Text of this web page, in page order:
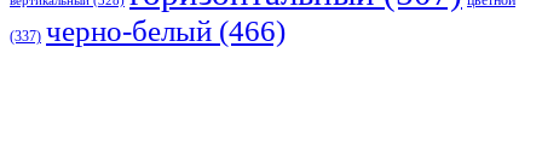
(337) черно-белый (466)